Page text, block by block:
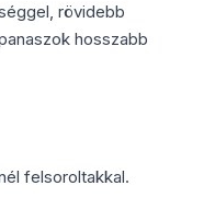
rövidebb
hosszabb
felsoroltakkal.